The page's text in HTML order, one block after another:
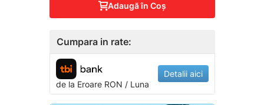
Adaugă în Coş
Cumpara in rate:
de la EroareRON / Luna
Detalii aici